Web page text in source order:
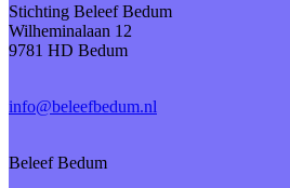
Stichting Beleef Bedum
Wilheminalaan 12
9781 HD Bedum
info@beleefbedum.nl
Beleef Bedum